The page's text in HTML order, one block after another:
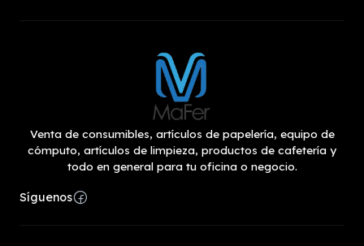
Venta de consumibles, artículos de papelería, equipo de
cómputo, artículos de limpieza, productos de cafetería y
todo en general para tu oficina o negocio.
Síguenos